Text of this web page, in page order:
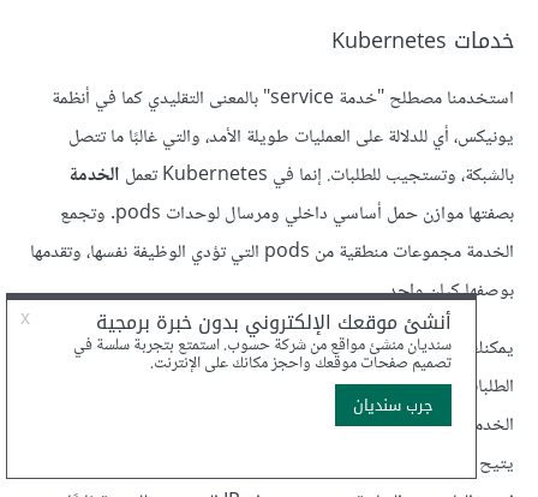
خدمات Kubernetes
استخدمنا مصطلح "خدمة service" بالمعنى التقليدي كما في أنظمة
يونيكس، أي للدلالة على العمليات طويلة الأمد، والتي غالبًا ما تتصل
بالشبكة، وتستجيب للطلبات. إنما في Kubernetes تعمل
الخدمة
بصفتها موازن حمل أساسي داخلي ومرسال لوحدات pods. وتجمع
الخدمة مجموعات منطقية من pods التي تؤدي الوظيفة نفسها، وتقدمها
بوصفها كيان واحد.
يمكنك مثلًا نشر خدمة لتتبع الحاويات الخلفية من نوع معين وتوجيه
الطلبات إليها. علمًا أن كل ما يحتاج المستهلكون الداخليون لمعرفته عن
الخدمة هو نقطة النهاية الثابتة التي توفرها فقط دون أي تفاصيل أخرى،
يتيح لك هذا التجريد توسيع نطاق وحدات العمل العاملة في الخلفية أو